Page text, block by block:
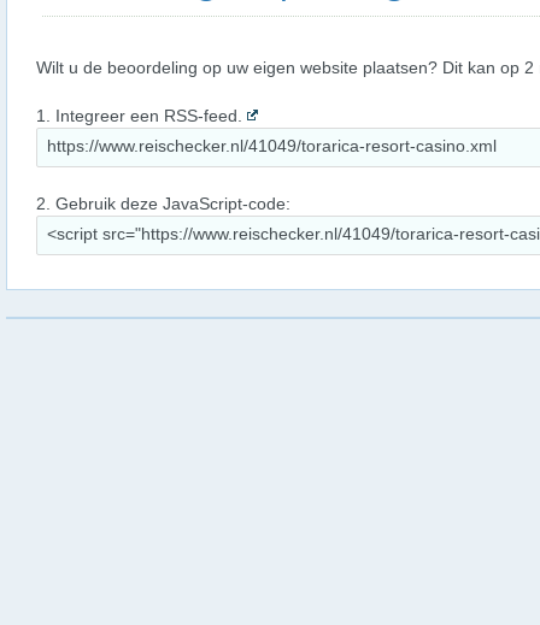
Wilt u de beoordeling op uw eigen website plaatsen? Dit kan op 2
1. Integreer een RSS-feed.
2. Gebruik deze JavaScript-code: